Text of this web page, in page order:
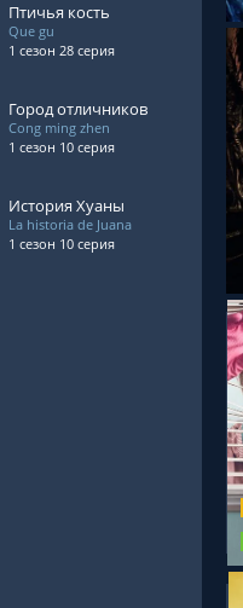
Птичья кость
Que gu
1 сезон 28 серия
Город отличников
Cong ming zhen
1 сезон 10 серия
История Хуаны
La historia de Juana
1 сезон 10 серия